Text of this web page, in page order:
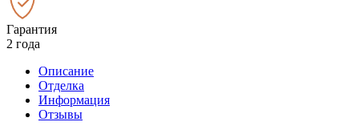
Гарантия
2 года
Описание
Отделка
Информация
Отзывы